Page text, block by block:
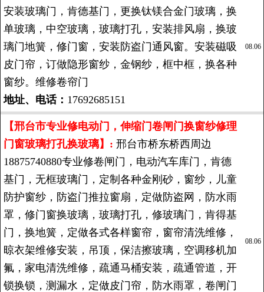
安装玻璃门，肯德基门，更换钛镁合金门玻璃，换
单玻璃，中空玻璃，玻璃打孔，安装排风扇，换玻
璃门地簧，修门窗，安装防盗门通风窗。安装磁吸
皮门帘，订做隐形窗纱，金钢纱，框中框，换各种
窗纱。维修卷帘门
地址、电话： 17692685151
08.06
【邢台市专业修电动门，伸缩门卷闸门换窗纱修理
门窗玻璃打孔换玻璃】: 邢台市桥东桥西周边
18875740880专业修卷闸门，电动汽车库门，肯德
基门，无框玻璃门，定制各种金刚砂，窗纱，儿童
防护窗纱，防盗门推拉窗扇，定做防盗网，防水雨
罩，修门窗换玻璃，玻璃打孔，修玻璃门，肯得基
门，换地簧，定做各式各样窗帘，窗帘清洗维修，
晾衣架维修安装，吊顶，保洁擦玻璃，空调移机加
氟，家电清洗维修，疏通马桶安装，疏通管道，开
锁换锁，测漏水，定做皮门帘，防水雨罩，卷闸门
08.06